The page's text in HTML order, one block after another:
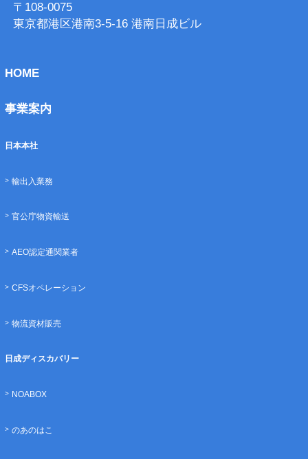
〒108-0075
東京都港区港南3-5-16 港南⽇成ビル
HOME
事業案内
日本本社
輸出入業務
官公庁物資輸送
AEO認定通関業者
CFSオペレーション
物流資材販売
日成ディスカバリー
NOABOX
のあのはこ